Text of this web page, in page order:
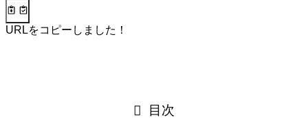
URLをコピーしました！
目次